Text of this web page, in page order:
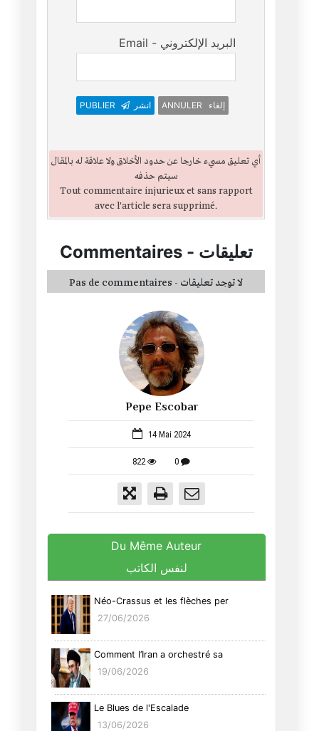
Pepe Escobar
14 Mai 2024
822 0
Du Même Auteur
لنفس الكاتب
Néo-Crassus et les flèches per
27/06/2026
Comment l’Iran a orchestré sa
19/06/2026
Le Blues de l'Escalade
13/06/2026
Email - البريد الإلكتروني
PUBLIER انشر ANNULER إلغاء
أي تعليق مسيء خارجا عن حدود الأخلاق ولا علاقة له بالمقال
سيتم حذفه
Tout commentaire injurieux et sans rapport
avec l'article sera supprimé.
Commentaires- تعليقات
Pas de commentaires - لا توجد تعليقات